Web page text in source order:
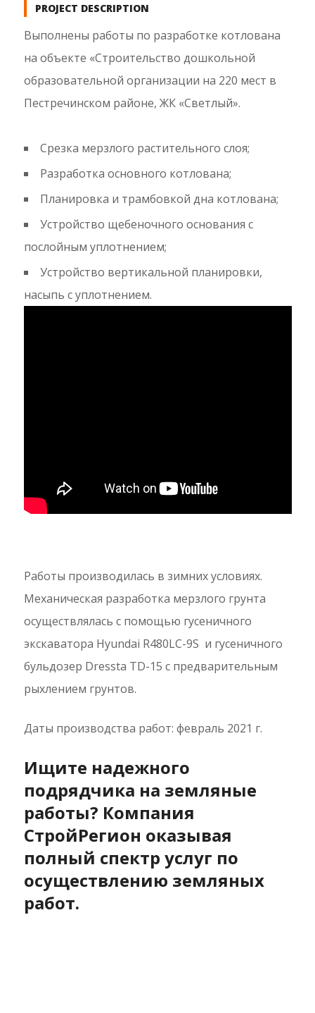
PROJECT DESCRIPTION
Выполнены работы по разработке котлована
на объекте «Строительство дошкольной
образовательной организации на 220 мест в
Пестречинском районе, ЖК «Светлый».
Срезка мерзлого растительного слоя;
Разработка основного котлована;
Планировка и трамбовкой дна котлована;
Устройство щебеночного основания с
послойным уплотнением;
Устройство вертикальной планировки,
насыпь с уплотнением.
Работы производилась в зимних условиях.
Механическая разработка мерзлого грунта
осуществлялась с помощью гусеничного
экскаватора Hyundai R480LC-9S и гусеничного
бульдозер Dressta TD-15 с предварительным
рыхлением грунтов.
Даты производства работ: февраль 2021 г.
Ищите надежного
подрядчика на земляные
работы? Компания
СтройРегион оказывая
полный спектр услуг по
осуществлению земляных
работ.